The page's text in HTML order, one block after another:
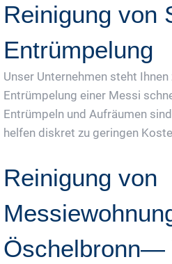
Reinigung von
Entrümpelung
Unser Unternehmen steht
Entrümpelung einer Messi
Entrümpeln und Aufräumen
helfen diskret zu geringen
Reinigung von
Öschelbronn—